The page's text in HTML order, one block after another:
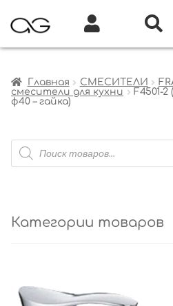
Главная СМЕСИТЕЛИ
смесители для кухни
F4501-
ф40 – гайка)
Поиск
товаров
Категории товаров